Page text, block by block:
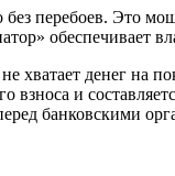
перебоев. Это
обеспечивает
хватает денег на
взноса и
банковскими